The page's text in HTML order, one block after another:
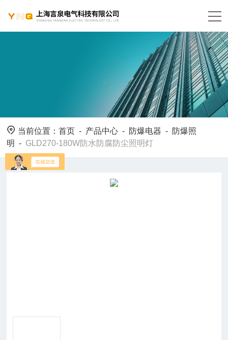
当前位置：首页 - 产品中心 - 防爆电器 - 防爆照
明 - GLD270-180W防水防腐防尘照明灯